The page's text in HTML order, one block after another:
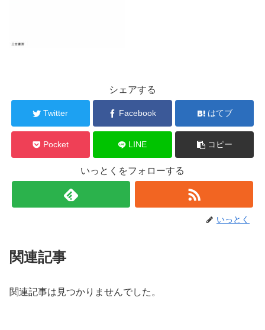
シェアする
Twitter Facebook はてブ
Pocket LINE コピー
いっとくをフォローする
いっとく
関連記事
関連記事は見つかりませんでした。